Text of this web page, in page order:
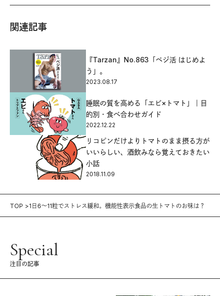
関連記事
『Tarzan』No.863「ベジ活 はじめよ
う」。
2023.08.17
睡眠の質を高める「エビ×トマト」｜目
的別・食べ合わせガイド
2022.12.22
リコピンだけよりトマトのまま摂る方が
いいらしい、酒飲みなら覚えておきたい
小話
2018.11.09
TOP 1日6〜11粒でストレス緩和。機能性表示食品の生トマトのお味は？
Special
注目の記事